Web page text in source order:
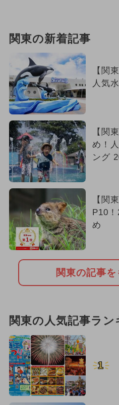
関東の新着記事
【関
人気
【関
め！
ング
【関
P10
め
関東の記事
関東の人気記事ラン
1